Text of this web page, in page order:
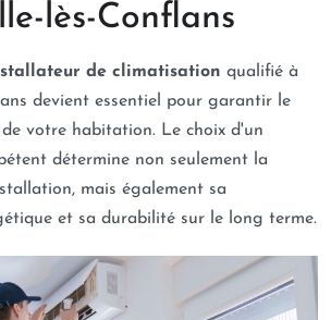
lès-Conflans
de climatisation qualifié à
devient essentiel pour garantir le
votre habitation. Le choix d'un
détermine non seulement la
mais également sa
et sa durabilité sur le long terme.